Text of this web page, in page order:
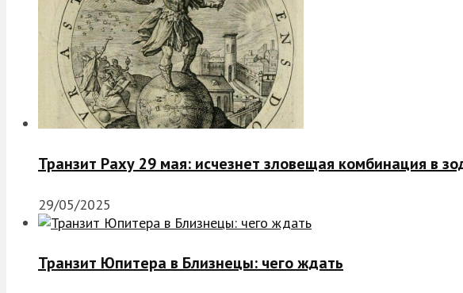
Транзит Раху 29 мая: исчезнет зловещая комбинация в
29/05/2025
Транзит Юпитера в Близнецы: чего ждать